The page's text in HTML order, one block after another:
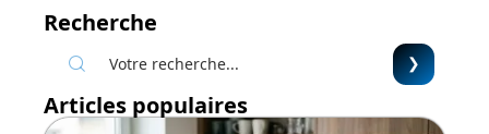
Recherche
Articles populaires